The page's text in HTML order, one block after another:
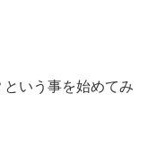
いう事を始めてみ